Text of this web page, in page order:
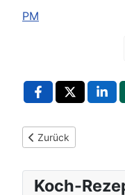
PM
Vorheriger Beitrag:
Zurück
Koch-